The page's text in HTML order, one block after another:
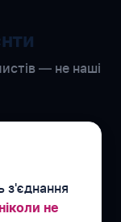
— не наші
з'єднання
не